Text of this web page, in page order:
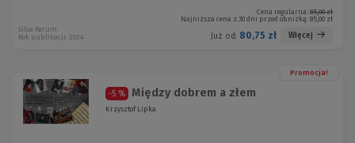
Cena regularna: 85,00 zł
Najniższa cena z 30 dni przed obniżką: 85,00 zł
Już od: 80,75 zł Więcej
Silva Rerum
Rok publikacji: 2024
Promocja!
-5 % Między dobrem a złem
Krzysztof Lipka